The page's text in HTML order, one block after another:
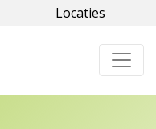
Locaties